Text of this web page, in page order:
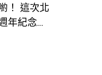
！ 這次北
年紀念…